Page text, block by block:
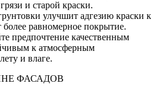
и старой краски.
улучшит адгезию краски к
более равномерное покрытие.
предпочтение качественным
к атмосферным
и влаге.
ФАСАДОВ